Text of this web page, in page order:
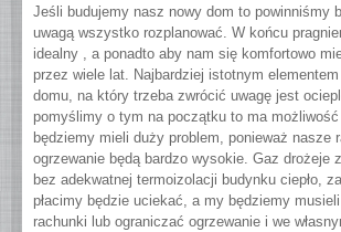
Jeśli budujemy nasz nowy dom to powinniśmy
uwagą wszystko rozplanować. W końcu
idealny , a ponadto aby nam się komfortowo
przez wiele lat. Najbardziej istotnym
domu, na który trzeba zwrócić uwagę jest
pomyślimy o tym na początku to ma
będziemy mieli duży problem, ponieważ nasze
ogrzewanie będą bardzo wysokie. Gaz drożeje
bez adekwatnej termoizolacji budynku ciepło,
płacimy będzie uciekać, a my będziemy
rachunki lub ograniczać ogrzewanie i we